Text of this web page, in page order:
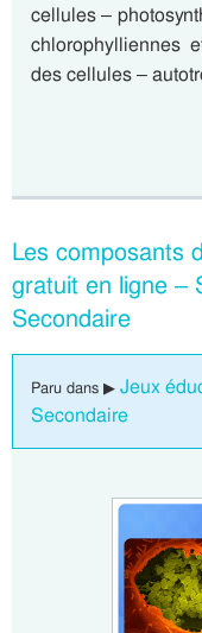
cellules –
chlorophylliennes
des cellules –
Les composants
gratuit en ligne –
Secondaire
Paru dans ▶ Jeux
Secondaire